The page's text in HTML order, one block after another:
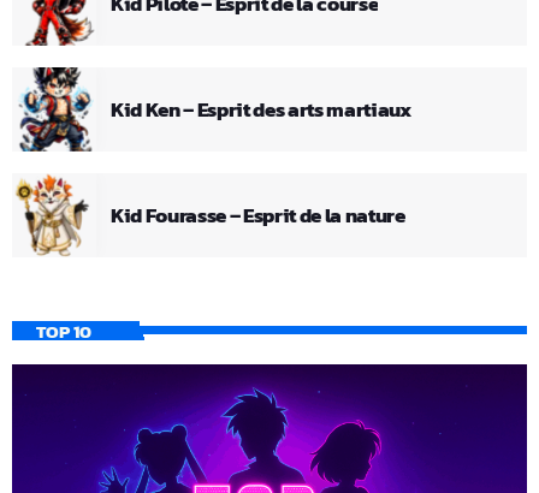
Kid Ken – Esprit des arts martiaux
Kid Fourasse – Esprit de la nature
TOP 10